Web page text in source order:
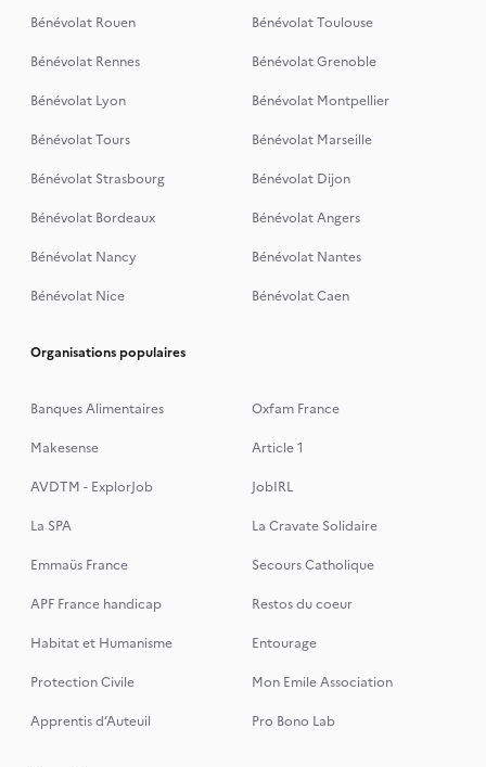
Bénévolat Rouen
Bénévolat Toulouse
Bénévolat Rennes
Bénévolat Grenoble
Bénévolat Lyon
Bénévolat Montpellier
Bénévolat Tours
Bénévolat Marseille
Bénévolat Strasbourg
Bénévolat Dijon
Bénévolat Bordeaux
Bénévolat Angers
Bénévolat Nancy
Bénévolat Nantes
Bénévolat Nice
Bénévolat Caen
Organisations populaires
Banques Alimentaires
Oxfam France
Makesense
Article 1
AVDTM - ExplorJob
JobIRL
La SPA
La Cravate Solidaire
Emmaüs France
Secours Catholique
APF France handicap
Restos du coeur
Habitat et Humanisme
Entourage
Protection Civile
Mon Emile Association
Apprentis d’Auteuil
Pro Bono Lab